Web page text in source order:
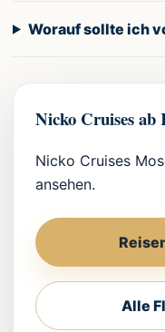
Worauf sollte ich
Nicko Cruises ab
Nicko Cruises
ansehen.
Alle